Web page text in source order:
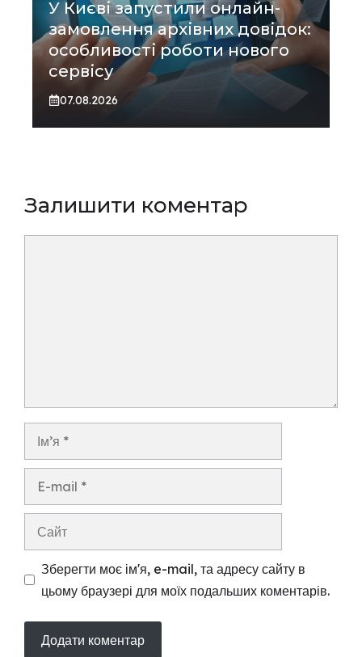
У Києві запустили онлайн-
замовлення архівних довідок:
особливості роботи нового
сервісу
07.08.2026
Залишити коментар
Зберегти моє ім'я, e-mail, та адресу сайту в
цьому браузері для моїх подальших коментарів.